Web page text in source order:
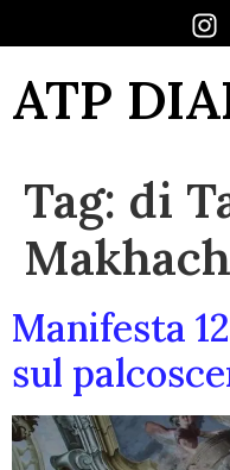
ATP
Tag: di
Manifesta
sul